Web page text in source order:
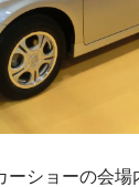
ーショーの会場